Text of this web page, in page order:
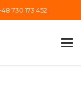
730 173 452